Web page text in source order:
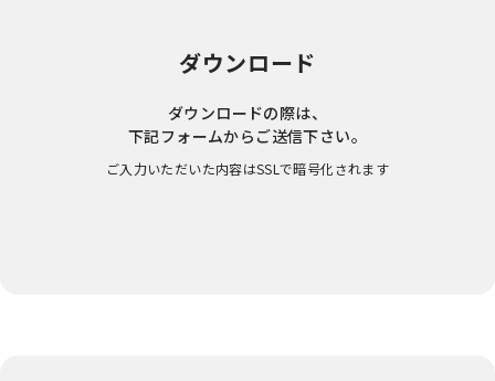
ダウンロード
ダウンロードの際は、
下記フォームからご送信下さい。
ご入力いただいた内容はSSLで暗号化されます